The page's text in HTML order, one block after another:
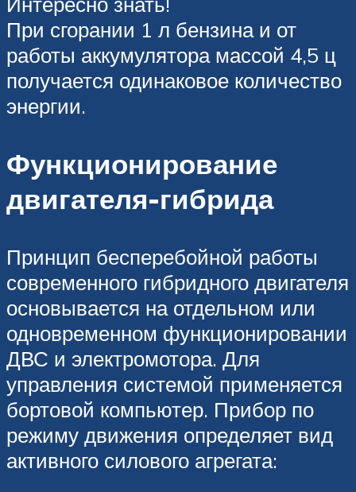
При сгорании 1 л бензина и от
работы аккумулятора массой 4,5 ц
получается одинаковое количество
энергии.
Функционирование
двигателя-гибрида
Принцип бесперебойной работы
современного гибридного двигателя
основывается на отдельном или
одновременном функционировании
ДВС и электромотора. Для
управления системой применяется
бортовой компьютер. Прибор по
режиму движения определяет вид
активного силового агрегата: